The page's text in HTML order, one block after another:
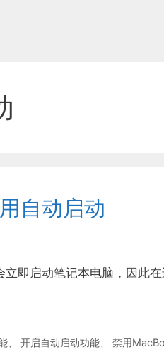
自动启动
即启动笔记本电脑，因此
、 开启自动启动功能、 禁用